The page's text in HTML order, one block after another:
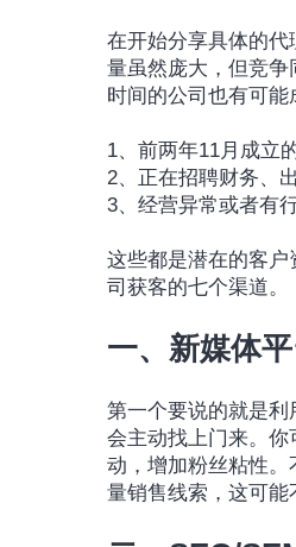
在开始分享具体的
量虽然庞大，但竞
时间的公司也有可能
1、前两年11月成立
2、正在招聘财务、
3、经营异常或者有
这些都是潜在的客
司获客的七个渠道。
一、新媒体
第一个要说的就是
会主动找上门来。
动，增加粉丝粘性
量销售线索，这可能